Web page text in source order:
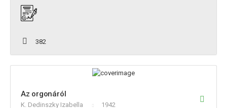
382
Az orgonáról
K. Dedinszky Izabella 1942